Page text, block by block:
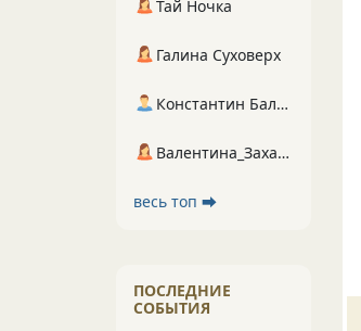
Тай Ночка
Галина Суховерх
Константин Балухта
Валентина_Захарова
весь топ ⮕
ПОСЛЕДНИЕ
СОБЫТИЯ